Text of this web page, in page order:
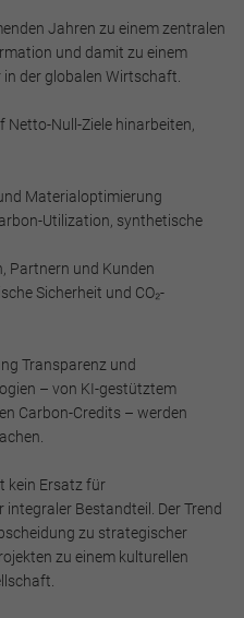
Jahren zu einem zentralen
und damit zu einem
der globalen Wirtschaft.
Null-Ziele hinarbeiten,
Materialoptimierung
Utilization, synthetische
Partnern und Kunden
Sicherheit und CO₂-
Transparenz und
– von KI-gestütztem
Carbon-Credits – werden
kein Ersatz für
Bestandteil. Der Trend
zu strategischer
zu einem kulturellen